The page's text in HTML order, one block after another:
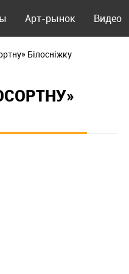
Арт-рынок Видео
Білосніжку